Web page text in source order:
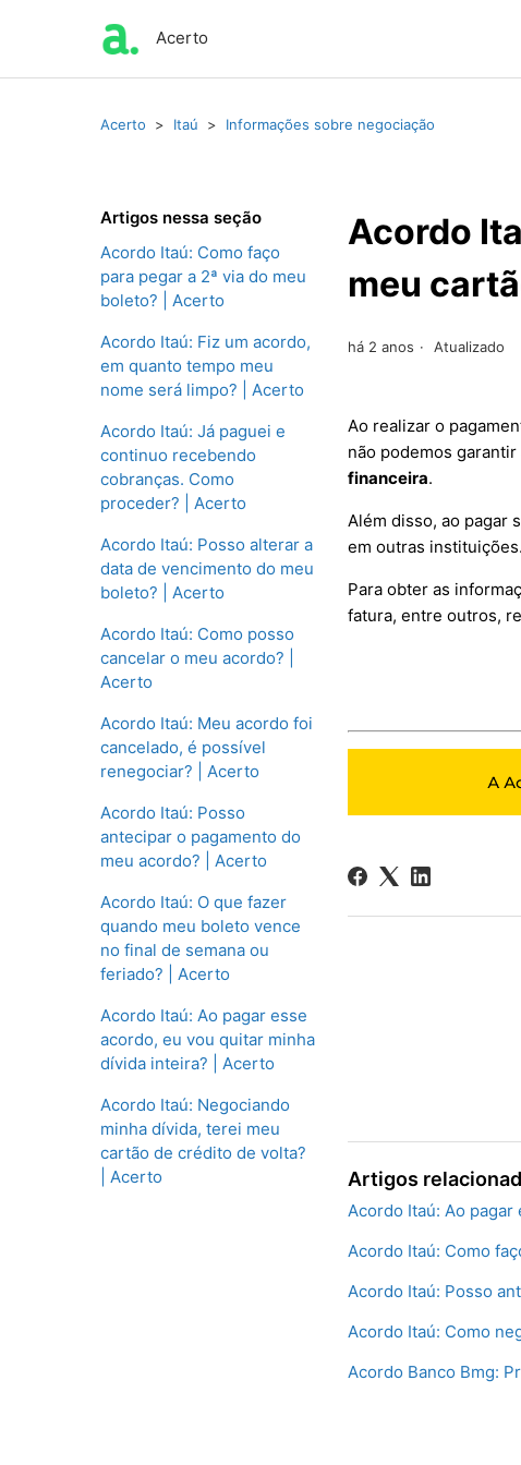
Acerto
Acerto Itaú Informações sobre negociação
Artigos nessa seção
Acordo Itaú: Como faço
para pegar a 2ª via do meu
boleto? | Acerto
Acordo Itaú: Fiz um acordo,
em quanto tempo meu
nome será limpo? | Acerto
Acordo Itaú: Já paguei e
continuo recebendo
cobranças. Como
proceder? | Acerto
Acordo Itaú: Posso alterar a
data de vencimento do meu
boleto? | Acerto
Acordo Itaú: Como posso
cancelar o meu acordo? |
Acerto
Acordo Itaú: Meu acordo foi
cancelado, é possível
renegociar? | Acerto
Acordo Itaú: Posso
antecipar o pagamento do
meu acordo? | Acerto
Acordo Itaú: O que fazer
quando meu boleto vence
no final de semana ou
feriado? | Acerto
Acordo Itaú: Ao pagar esse
acordo, eu vou quitar minha
dívida inteira? | Acerto
Acordo Itaú: Negociando
minha dívida, terei meu
cartão de crédito de volta?
| Acerto
Acordo
meu
há 2 anos Atualizado
Ao realizar o
não podemos
financeira.
Além disso, ao pagar
em outras instituições.
Para obter as
fatura, entre outros,
Artigos
Acordo Itaú: Ao
Acordo Itaú: Como
Acordo Itaú: Posso
Acordo Itaú: Como
Acordo Banco Bmg: